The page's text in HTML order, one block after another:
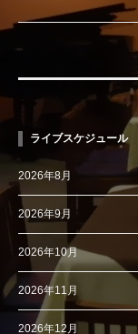
ライブスケジュール
2026年8月
2026年9月
2026年10月
2026年11月
2026年12月